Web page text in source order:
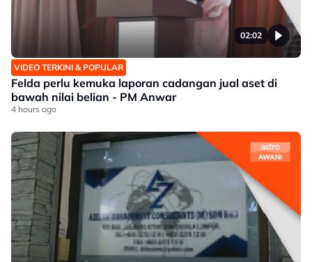
02:02
VIDEO TERKINI & POPULAR
Felda perlu kemuka laporan cadangan jual aset di
bawah nilai belian - PM Anwar
4 hours ago